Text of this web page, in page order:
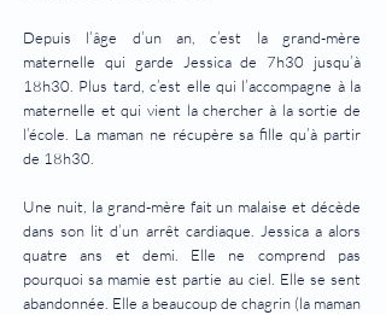
Depuis l’âge d’un an, c’est la grand-mère
maternelle qui garde Jessica de 7h30 jusqu’à
18h30. Plus tard, c’est elle qui l’accompagne à la
maternelle et qui vient la chercher à la sortie de
l’école. La maman ne récupère sa fille qu’à partir
de 18h30.
Une nuit, la grand-mère fait un malaise et décède
dans son lit d’un arrêt cardiaque. Jessica a alors
quatre ans et demi. Elle ne comprend pas
pourquoi sa mamie est partie au ciel. Elle se sent
abandonnée. Elle a beaucoup de chagrin (la maman